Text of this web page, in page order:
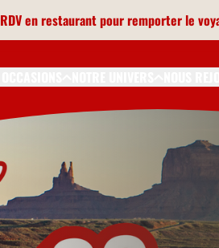
RDV en restaurant pour remporter le